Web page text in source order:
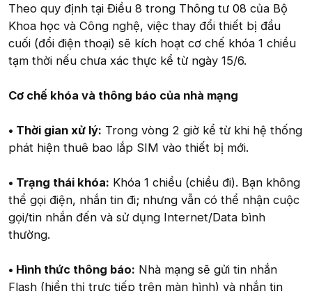
Theo quy định tại Điều 8 trong Thông tư 08 của Bộ
Khoa học và Công nghệ, việc thay đổi thiết bị đầu
cuối (đổi điện thoại) sẽ kích hoạt cơ chế khóa 1 chiều
tạm thời nếu chưa xác thực kể từ ngày 15/6.
Cơ chế khóa và thông báo của nhà mạng
• Thời gian xử lý: Trong vòng 2 giờ kể từ khi hệ thống
phát hiện thuê bao lắp SIM vào thiết bị mới.
• Trạng thái khóa: Khóa 1 chiều (chiều đi). Bạn không
thể gọi điện, nhắn tin đi; nhưng vẫn có thể nhận cuộc
gọi/tin nhắn đến và sử dụng Internet/Data bình
thường.
• Hình thức thông báo: Nhà mạng sẽ gửi tin nhắn
Flash (hiển thị trực tiếp trên màn hình) và nhắn tin